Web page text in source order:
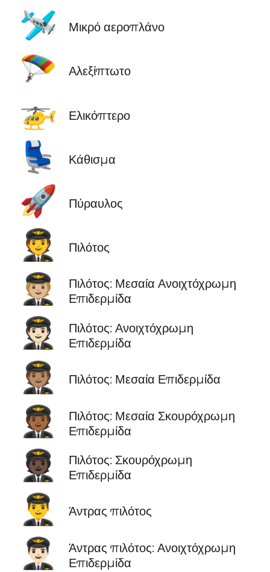
🛩️ Μικρό αεροπλάνο
🪂 Αλεξίπτωτο
🚁 Ελικόπτερο
💺 Κάθισμα
🚀 Πύραυλος
🧑‍✈️ Πιλότος
🧑🏼‍✈️
Πιλότος: Μεσαία Ανοιχτόχρωμη
Επιδερμίδα
🧑🏻‍✈️
Πιλότος: Ανοιχτόχρωμη
Επιδερμίδα
🧑🏽‍✈️ Πιλότος: Μεσαία Επιδερμίδα
🧑🏾‍✈️
Πιλότος: Μεσαία Σκουρόχρωμη
Επιδερμίδα
🧑🏿‍✈️
Πιλότος: Σκουρόχρωμη
Επιδερμίδα
👨‍✈️ Άντρας πιλότος
👨🏻‍✈️
Άντρας πιλότος: Ανοιχτόχρωμη
Επιδερμίδα